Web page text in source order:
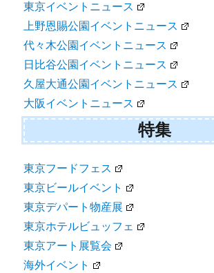
東京イベントニュース
上野恩賜公園イベントニュース
代々木公園イベントニュース
日比谷公園イベントニュース
久屋大通公園イベントニュース
大阪イベントニュース
特集
東京フードフェス
東京ビールイベント
東京デパート物産展
東京ホテルビュッフェ
東京アート展覧会
海外イベント